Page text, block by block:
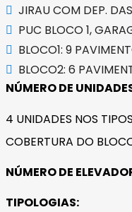
JIRAU COM DEP.
PUC BLOCO 1,
BLOCO1: 9
BLOCO2: 6
NÚMERO DE
4 UNIDADES NOS
COBERTURA DO
NÚMERO DE
TIPOLOGIAS: